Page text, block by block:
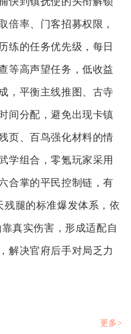
倍率、门客招募权限，
练的任务优先级，每日
等高声望任务，低收益
，平衡主线推图、古寺
间分配，避免出现卡镇
页、百鸟强化材料的情
学组合，零氪玩家采用
合掌的平民控制链，有
腿的标准爆发体系，依
真实伤害，形成适配自
解决官府后手对局乏力
更多>